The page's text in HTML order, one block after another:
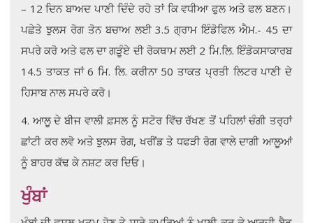
– 12 ਦਿਨ ਬਾਅਦ ਪਾਣੀ ਦਿੰਦੇ ਰਹੋ ਤਾਂ ਕਿ ਵਧੀਆ ਫੁਲ ਅਤੇ ਫਲ ਬਣਨ।
ਪਛੇਤੇ ਝੁਲਸ ਰੋਗ ਤੋਨ ਬਚਾਅ ਲਈ 3.5 ਗ੍ਰਾਮ ਇੰਡੋਫਿਲ ਐਮ.- 45 ਦਾ
ਸਪਰੇ ਕਰੋ ਅਤੇ ਫਲ ਦਾ ਗੜੂੰਏ ਦੀ ਰੋਕਥਾਮ ਲਈ 2 ਮਿ.ਲਿ. ਇੰਡੋਕਸਾਕਾਰਬ
14.5 ਤਾਕਤ ਜਾਂ 6 ਮਿ. ਲਿ. ਕਰੀਨਾ 50 ਤਾਕਤ ਪ੍ਰਤੀ ਲਿਟਰ ਪਾਣੀ ਦੇ
ਹਿਸਾਬ ਨਾਲ ਸਪਰੇ ਕਰੋ।
4. ਆਲੂ ਦੇ ਬੀਜ ਵਾਲੀ ਫ਼ਸਲ ਨੂੰ ਸਟੋਰ ਵਿੱਚ ਰੱਖਣ ਤੋਂ ਪਹਿਲਾਂ ਚੰਗੀ ਤਰ੍ਹਾਂ
ਛਾਂਟੀ ਕਰ ਲਵੋ ਅਤੇ ਝੁਲਸ ਰੋਗ, ਖਰੀਂਡ ਤੇ ਧਫੜੀ ਰੋਗ ਵਾਲੇ ਦਾਗੀ ਆਲੂਆਂ
ਨੂੰ ਬਾਹਰ ਕੱਢ ਕੇ ਨਸ਼ਟ ਕਰ ਦਿਓ।
ਖੁੰਬਾਂ